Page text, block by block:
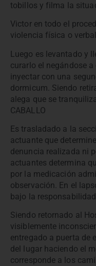
tobillos y filma la
Victor en todo el
violencia física o
Luego es levantado y
curarlo el negándose
inyectar con una
dormicum. Siendo
alega que se
CABALLO
Es trasladado a la
actuante que
denuncia realizada ni
actuantes determina
por la medicación
observación. En el
bajo la
Siendo retornado al
visiblemente
entregado a puerta de
del lugar haciendo el
corresponde a los